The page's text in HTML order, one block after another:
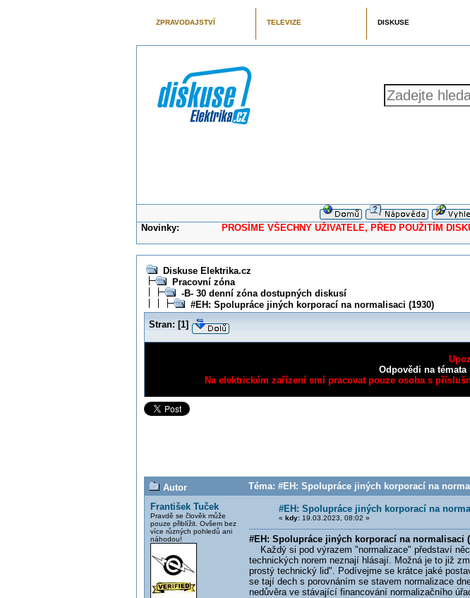
ZPRAVODAJSTVÍ TELEVIZE DISKUSE
Novinky: PROSÍME VŠECHNY UŽIVATELE, PŘED POUŽITÍM
Diskuse Elektrika.cz
Pracovní zóna
-B- 30 denní zóna dostupných diskusí
#EH: Spolupráce jiných korporací na normalisaci (1930)
Stran: [1]
Odpovědi na témata
Na elektrickém zařízení smí pracovat pouze osoba s
Autor
Téma: #EH: Spolupráce jiných korporací na
František Tuček
Pravdě se člověk může
pouze přiblížit. Ovšem bez
více různých pohledů ani
náhodou!
#EH: Spolupráce jiných korporací na
« kdy:19.03.2023, 08:02 »
#EH: Spolupráce jiných korporací na normalisaci
Každý si pod výrazem "normalizace" představí
technických norem neznají hlásají. Možná je to již
prostý technický lid". Podívejme se krátce jaké
se tají dech s porovnáním se stavem normalizace
nedůvěra ve stávající financování normalizačního